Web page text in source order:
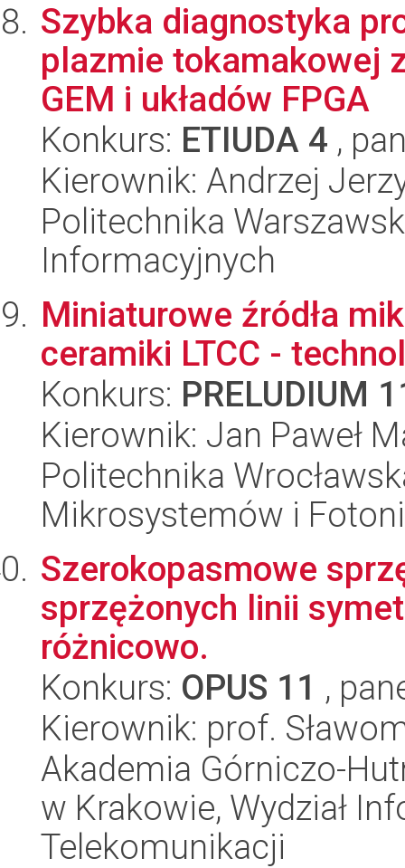
Szybka diagnostyka
plazmie tokamakowej
GEM i układów FPGA
Konkurs: ETIUDA 4 ,
Kierownik: Andrzej
Politechnika
Informacyjnych
Miniaturowe źródła
ceramiki LTCC -
Konkurs: PRELUDIUM
Kierownik: Jan Paweł
Politechnika
Mikrosystemów i
Szerokopasmowe
sprzężonych linii
różnicowo.
Konkurs: OPUS 11 ,
Kierownik: prof.
Akademia Górniczo-
w Krakowie, Wydział
Telekomunikacji